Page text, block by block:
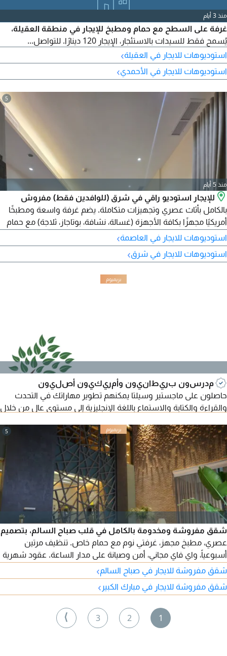
منذ 3 أيام
غرفة على السطح مع حمام ومطبخ للإيجار في منطقة العقيلة،
يُسمح فقط للسيدات بالاستئجار، الإيجار 120 دينارًا. للتواصل...
استوديوهات للايجار في العقيلة›
استوديوهات للايجار في الأحمدي›
5
منذ 5 أيام
للإيجار استوديو راقي في شرق (للوافدين فقط) مفروش
بالكامل بأثاث عصري وتجهيزات متكاملة. يضم غرفة واسعة ومطبخًا
أمريكيًا مجهزًا بكافة الأجهزة (غسالة، نشافة، بوتاجاز، ثلاجة) مع حمام
وعمولة نصف شهر. الترا هومز العقارية - رقم الترخيص 2024 /
25160 - رقم السجل التجاري 503374.
استوديوهات للايجار في العاصمة›
استوديوهات للايجار في شرق›
مدرسون بريطانيون وأمريكيون أصليون
حاصلون على ماجستير وسيلتا يمكنهم تطوير مهاراتك في التحدث
والقراءة والكتابة والاستماع باللغة الإنجليزية إلى مستوى عالٍ من خلال
التحضير للامتحانات، IELTS، TOEFL، IGCSE، A level، BA/MA. أكثر من
15 عامًا من تدريس جميع المواد وفقًا للمناهج البريطانية والأمريكية.
النتائج والخصوصية مضمونة لجميع الأعمار.
5
شقق مفروشة ومخدومة بالكامل في قلب صباح السالم، بتصميم
عصري، مطبخ مجهز، غرفتي نوم مع حمام خاص. تنظيف مرتين
أسبوعياً، واي فاي مجاني، أمن وصيانة على مدار الساعة. عقود شهرية
وسنوية، وموقع مميز قريب من المقاهي والجيم، وقهوة مختصة عند
مدخل البناية.
شقق مفروشة للايجار في صباح السالم›
شقق مفروشة للايجار في مبارك الكبير ›
1
2
3
⟩